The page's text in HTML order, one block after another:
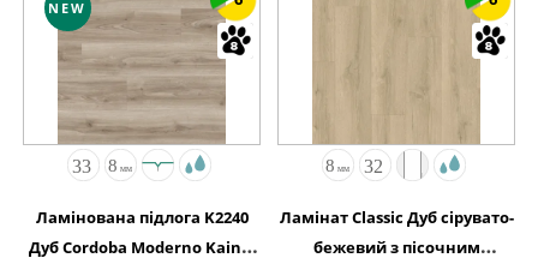
NEW
Ламінована підлога K2240
Дуб Cordoba Moderno Kaindl
Ламінат Classic Дуб сірувато-
бежевий з пісочним